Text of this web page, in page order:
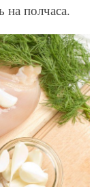
на полчаса.